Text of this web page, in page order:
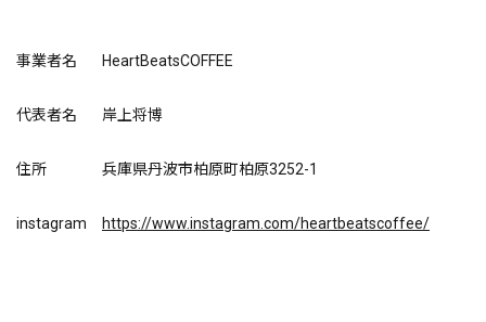
事業者名 HeartBeatsCOFFEE
代表者名 岸上将博
住所 兵庫県丹波市柏原町柏原3252-1
instagram https://www.instagram.com/heartbeatscoffee/